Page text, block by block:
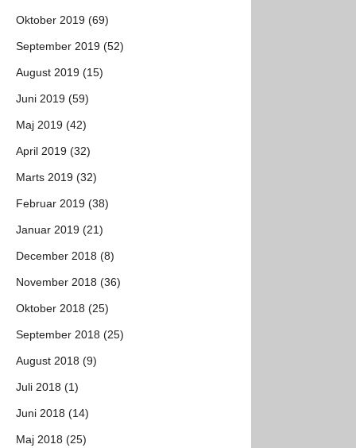
Oktober 2019 (69)
September 2019 (52)
August 2019 (15)
Juni 2019 (59)
Maj 2019 (42)
April 2019 (32)
Marts 2019 (32)
Februar 2019 (38)
Januar 2019 (21)
December 2018 (8)
November 2018 (36)
Oktober 2018 (25)
September 2018 (25)
August 2018 (9)
Juli 2018 (1)
Juni 2018 (14)
Maj 2018 (25)